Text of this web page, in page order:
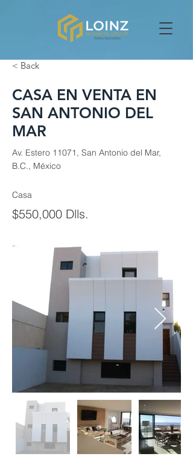
< Back
CASA EN VENTA EN
SAN ANTONIO DEL
MAR
Av. Estero 11071, San Antonio del Mar,
B.C., México
Casa
$550,000 Dlls.